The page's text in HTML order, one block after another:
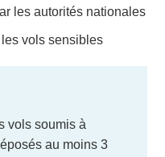
les autorités nationales
les vols sensibles
vols soumis à
au moins 3